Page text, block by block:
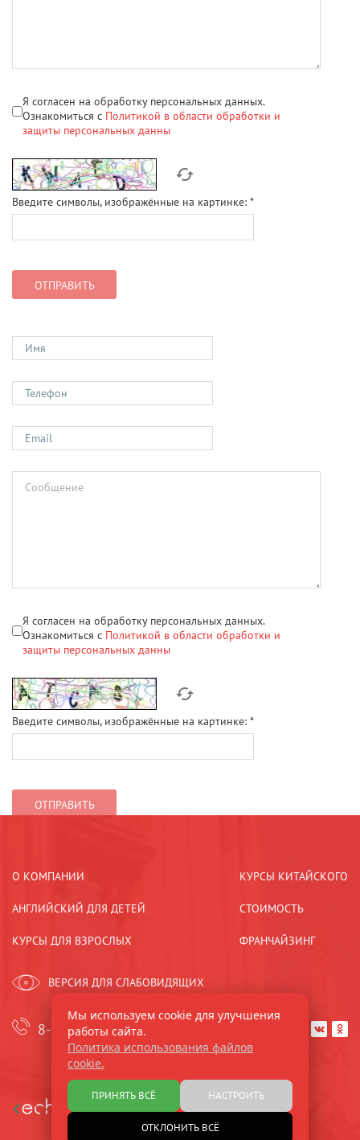
Я согласен на обработку персональных данных.
Ознакомиться с Политикой в области обработки и
защиты персональных данны
Введите символы, изображённые на картинке: *
Я согласен на обработку персональных данных.
Ознакомиться с Политикой в области обработки и
защиты персональных данны
Введите символы, изображённые на картинке: *
О КОМПАНИИ
АНГЛИЙСКИЙ ДЛЯ ДЕТЕЙ
КУРСЫ ДЛЯ ВЗРОСЛЫХ
КУРСЫ КИТАЙСКОГО
СТОИМОСТЬ
ФРАНЧАЙЗИНГ
ВЕРСИЯ ДЛЯ СЛАБОВИДЯЩИХ
8-921-44-33-533  
Техническая поддержка
и развитие
Мы используем cookie для улучшения
работы сайта.
Политика использования файлов
cookie.
ПРИНЯТЬ ВСЁ НАСТРОИТЬ
ОТКЛОНИТЬ ВСЁ